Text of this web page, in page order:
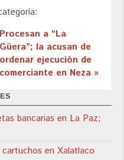
Procesan a “La
Güera”; la acusan de
ordenar ejecución de
comerciante en Neza »
bancarias en La Paz;
en Xalatlaco